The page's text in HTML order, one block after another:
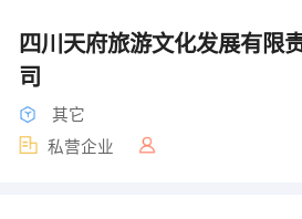
四川天府旅游文化发展有限
司
其它
私营企业